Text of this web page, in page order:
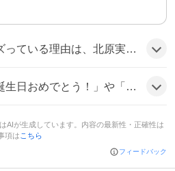
が根付いていることと、事前に告知されたSHOWROOM配信が期待感を高めたためとみられる。さらに、ハッシュタグがトレンド入りし、他のユーザーの祝福コメントが連鎖的に拡散したことも影響しているようだ。
ますように」と祝福の声が多数寄せられ、全体的にテンションが上がっている雰囲気だ。コメントには「これからも応援し続けます」「みさきちの笑顔が大好きです」など、温かいメッセージが続き、盛り上がりが止まらない様子がうかがえる。
AIが生成しています。内容の最新性・正確性は
項は こちら
フィードバック